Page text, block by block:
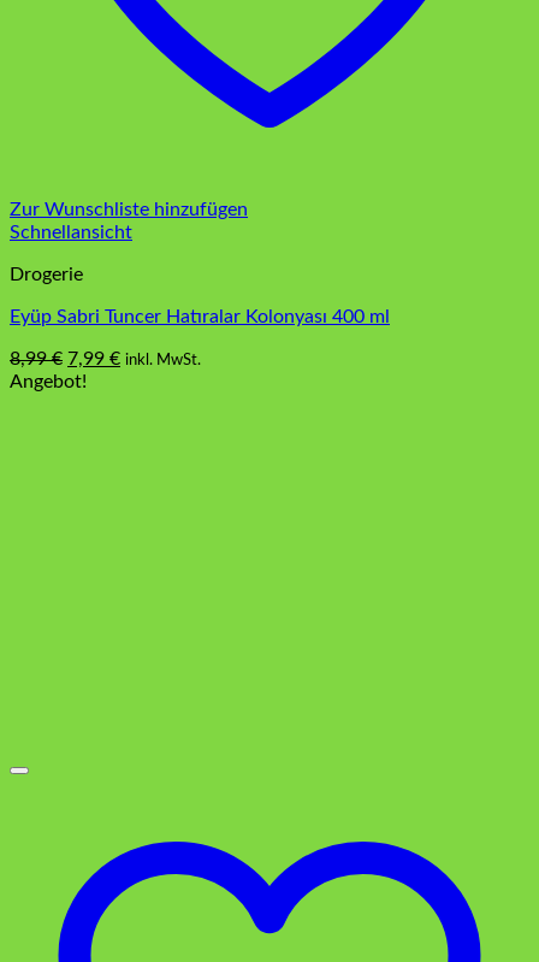
Zur Wunschliste hinzufügen
Schnellansicht
Drogerie
Eyüp Sabri Tuncer Hatıralar Kolonyası 400 ml
8,99€ Ursprünglicher
Preis
7,99 €Aktueller
inkl. MwSt.
Angebot!